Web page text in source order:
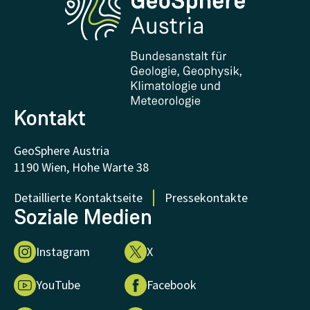
Forschung und Kooperationen
Downloads
Zertifikate und Auszeichnungen
FAQ - Häufig gestellte Fragen
Forschung unterstützen
Kontakt
GeoSphere Austria
1190 Wien, Hohe Warte 38
Detaillierte Kontaktseite
Pressekontakte
Soziale Medien
Instagram X
YouTube Facebook